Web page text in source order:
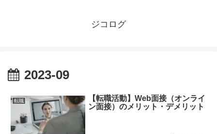
ジコログ
2023-09
転職
【転職活動】Web面接（オンライ
ン面接）のメリット・デメリット